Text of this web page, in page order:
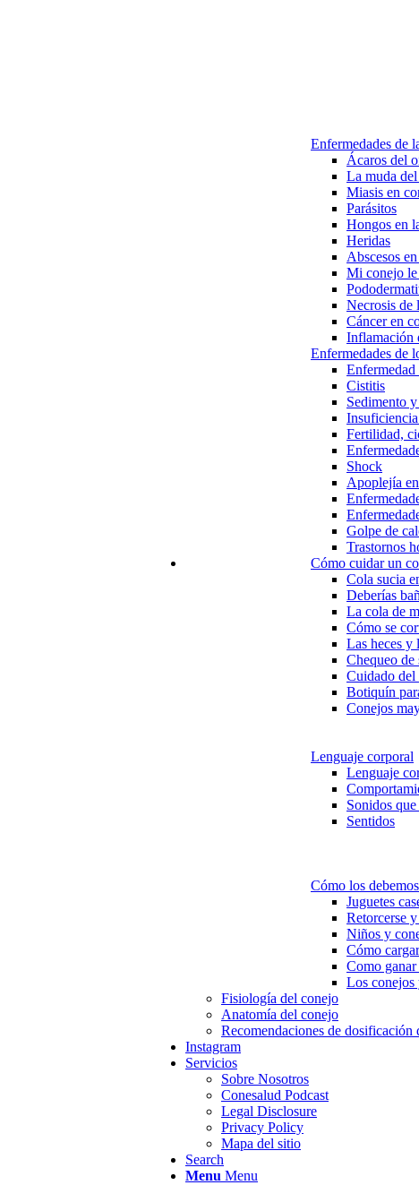
Enfermedades de
Ácaros del
La muda
Miasis en
Parásitos
Hongos en
Heridas
Abscesos
Mi conejo
Necrosis de
Cáncer en
Inflamación
Enfermedades de
Cistitis
Sedimento
Fertilidad,
Shock
Apoplejía
Golpe de
Trastornos
Cómo cuidar un
Cola sucia
Deberías
La cola de
Cómo se
Las heces y
Chequeo de
Cuidado del
Botiquín
Conejos
Lenguaje corporal
Lenguaje
Sonidos
Sentidos
Cómo los
Juguetes
Retorcerse
Niños y
Cómo
Como
Los conejos
Fisiología del conejo
Anatomía del conejo
Recomendaciones de dosificación
Instagram
Servicios
Sobre Nosotros
Conesalud Podcast
Legal Disclosure
Privacy Policy
Mapa del sitio
Search
Menu Menu